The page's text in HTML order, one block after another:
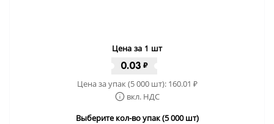
Цена за 1 шт
0.03 ₽
Цена за упак (5 000 шт): 160.01 ₽
вкл. НДС
Выберите кол-во упак (5 000 шт)